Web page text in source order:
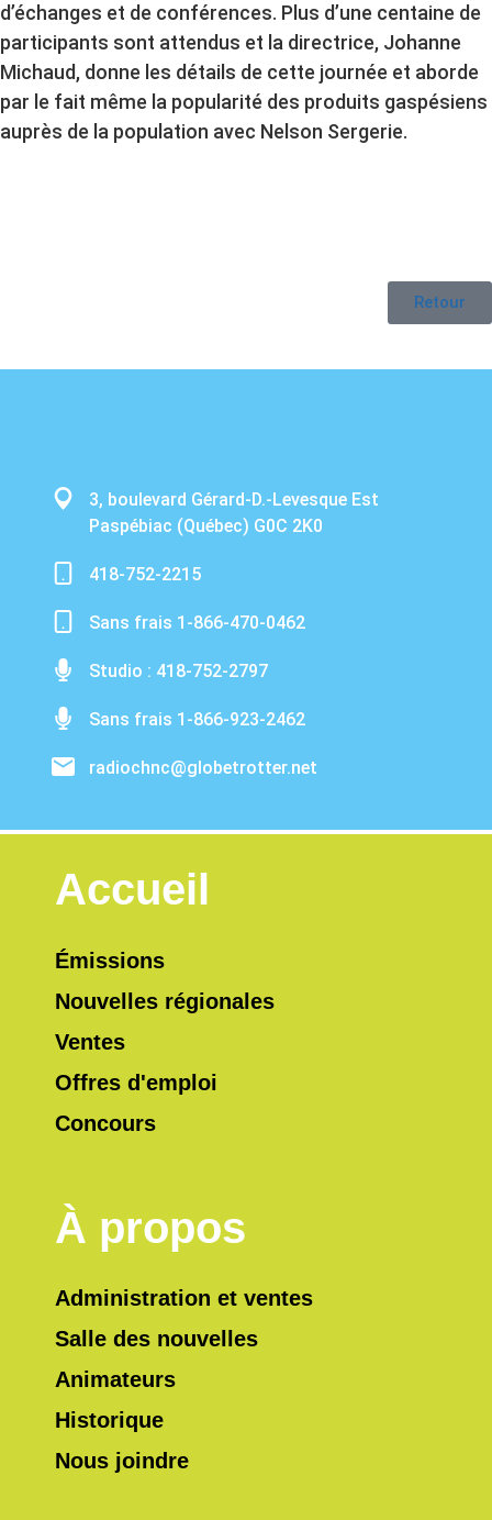
d’échanges et de conférences. Plus d’une centaine de
participants sont attendus et la directrice, Johanne
Michaud, donne les détails de cette journée et aborde
par le fait même la popularité des produits gaspésiens
auprès de la population avec Nelson Sergerie.
Retour
3, boulevard Gérard-D.-Levesque Est
Paspébiac (Québec) G0C 2K0
418-752-2215
Sans frais 1-866-470-0462
Studio : 418-752-2797
Sans frais 1-866-923-2462
radiochnc@globetrotter.net
Accueil
Émissions
Nouvelles régionales
Ventes
Offres d'emploi
Concours
À propos
Administration et ventes
Salle des nouvelles
Animateurs
Historique
Nous joindre